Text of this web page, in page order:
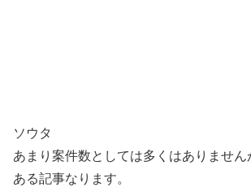
ソウタ
あまり案件数としては多くはありませ
ある記事なります。